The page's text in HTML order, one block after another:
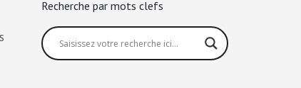
Recherche par mots clefs